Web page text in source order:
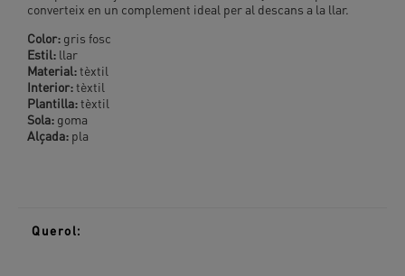
converteix en un complement ideal per al descans a la llar.
Color: gris fosc
Estil: llar
Material:tèxtil
Interior:tèxtil
Plantilla:tèxtil
Sola: goma
Alçada: pla
Querol: